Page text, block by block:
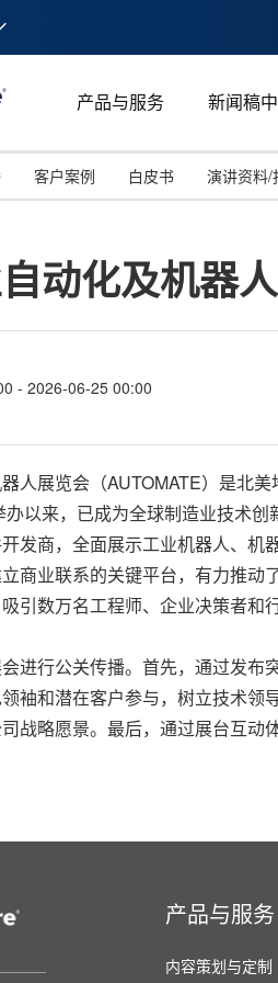
产品与服务 新闻稿
客户案例 白皮书 演讲资料/
动化及机器
- 2026-06-25 00:00
人展览会（AUTOMATE）是北
以来，已成为全球制造业技术
发商，全面展示工业机器人、
商业联系的关键平台，有力推
引数万名工程师、企业决策者和
进行公关传播。首先，通过发
袖和潜在客户参与，树立技术
战略愿景。最后，通过展台互动
产品与服务
内容策划与定制